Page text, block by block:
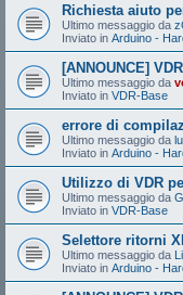
Richiesta aiuto
Ultimo messaggio da
Inviato in Arduino -
[ANNOUNCE]
Ultimo messaggio da
Inviato in VDR-Base
errore di
Ultimo messaggio da
Inviato in Arduino -
Utilizzo di VDR
Ultimo messaggio da
Inviato in VDR-Base
Selettore ritorni
Ultimo messaggio da
Inviato in Arduino -